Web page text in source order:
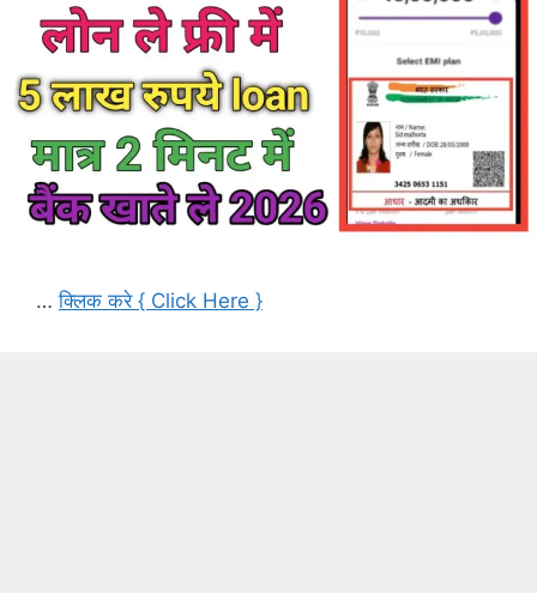
…क्लिक करे { Click Here }